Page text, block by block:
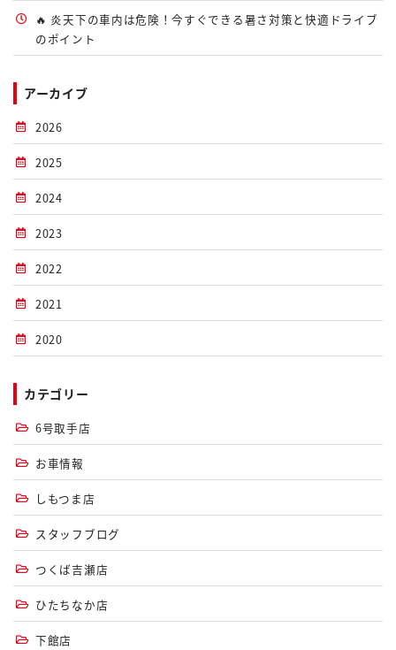
🔥 炎天下の車内は危険！今すぐできる暑さ対策と快適ドライブ
のポイント
アーカイブ
2026
2025
2024
2023
2022
2021
2020
カテゴリー
6号取手店
お車情報
しもつま店
スタッフブログ
つくば吉瀬店
ひたちなか店
下館店